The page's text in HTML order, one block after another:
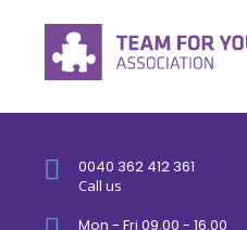
0040 362 412 361
Call us
Mon - Fri 09.00 - 16.00